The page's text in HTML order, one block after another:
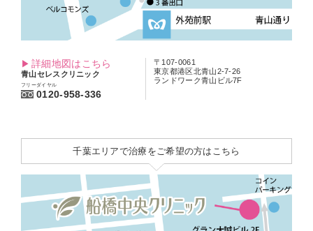
詳細地図はこちら
青山セレスクリニック
フリーダイヤル
0120-958-336
〒107-0061
東京都港区北青山2-7-26
ランドワーク青山ビル7F
千葉エリアで治療をご希望の方はこちら